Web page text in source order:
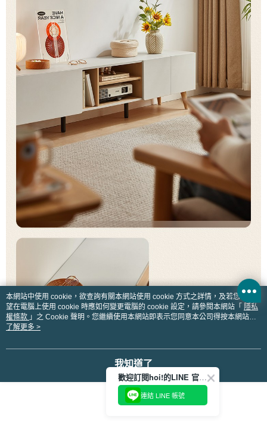
本網站中使用 cookie，欲查詢有關本網站使用 cookie 方式之詳情，及若您不希
望在電腦上使用 cookie 時應如何變更電腦的 cookie 設定，請參閱本網站「 隱私
權條款 」之 Cookie 聲明。您繼續使用本網站即表示您同意本公司得按本網站使
用條款之 Cookie 聲明使用 cookie。
了解更多 >
我知道了
歡迎訂閱hoi!的LINE 官方帳號
連結 LINE 帳號